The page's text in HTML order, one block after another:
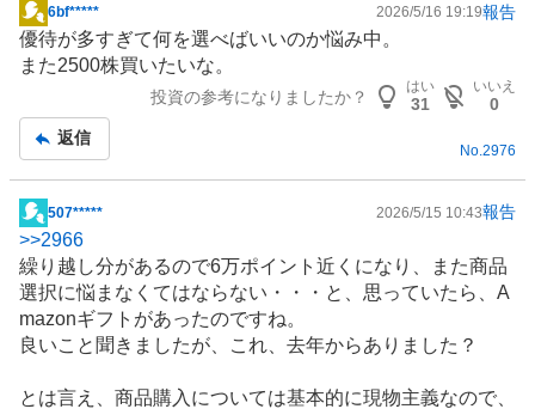
掲
示
板
6bf***** 2026/5/16 19:19報告
優待が多すぎて何を選べばいいのか悩み中。
また2500株買いたいな。
投資の参考になりましたか？
はい
31
いいえ
0
返信
No. 2976
掲
示
板
記
事
507***** 2026/5/15 10:43報告
>>2966
繰り越し分があるので6万ポイント近くになり、また商品
選択に悩まなくてはならない・・・と、思っていたら、A
mazonギフトがあったのですね。
良いこと聞きましたが、これ、去年からありました？
とは言え、商品購入については基本的に現物主義なので、